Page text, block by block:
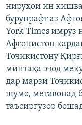
нирӯҳои ин
бурунрафт аз
York Times имрӯз
Афғонистон
Тоҷикистону
минтақа эҷод
дар марзи
шумо, метавонад
таъсиргузор